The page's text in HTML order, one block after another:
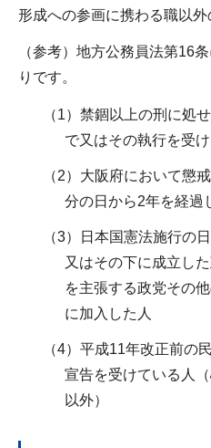
形成への参画に携わる職以外
（参考）地方公務員法第16
りです。
（1）禁錮以上の刑に処
で又はその執行を受
（2）大阪府において懲
分の日から2年を経過
（3）日本国憲法施行の
又はその下に成立し
を主張する政党その
に加入した人
（4）平成11年改正前の
宣告を受けている人
以外）